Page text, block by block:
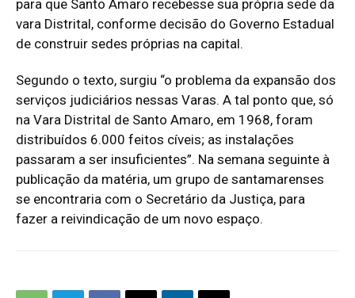
para que Santo Amaro recebesse sua própria sede da
vara Distrital, conforme decisão do Governo Estadual
de construir sedes próprias na capital.
Segundo o texto, surgiu “o problema da expansão dos
serviços judiciários nessas Varas. A tal ponto que, só
na Vara Distrital de Santo Amaro, em 1968, foram
distribuídos 6.000 feitos cíveis; as instalações
passaram a ser insuficientes”. Na semana seguinte à
publicação da matéria, um grupo de santamarenses
se encontraria com o Secretário da Justiça, para
fazer a reivindicação de um novo espaço.